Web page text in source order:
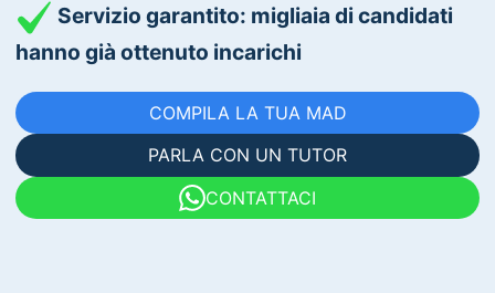
Servizio garantito: migliaia di candidati
hanno già ottenuto incarichi
COMPILA LA TUA MAD
PARLA CON UN TUTOR
CONTATTACI